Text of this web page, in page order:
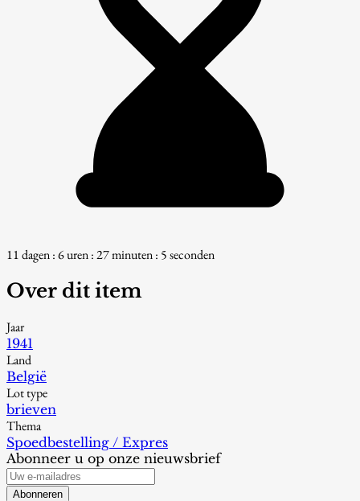
11 dagen : 6 uren : 27 minuten : 3 seconden
Over dit item
Jaar
1941
Land
België
Lot type
brieven
Thema
Spoedbestelling / Expres
Abonneer u op onze nieuwsbrief
Abonneren